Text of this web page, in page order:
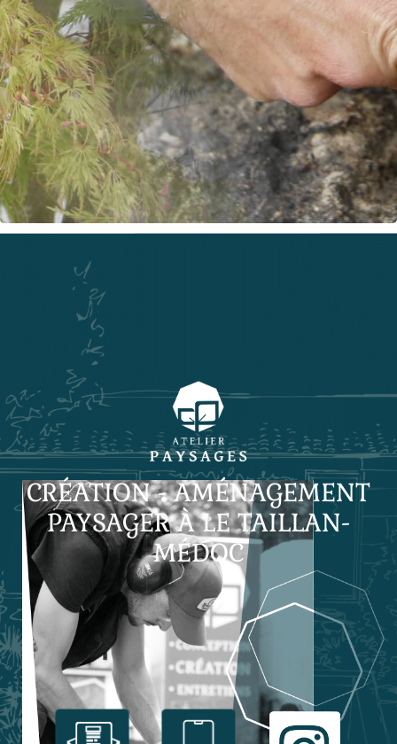
CRÉATION - AMÉNAGEMENT
PAYSAGER À LE TAILLAN-
MÉDOC